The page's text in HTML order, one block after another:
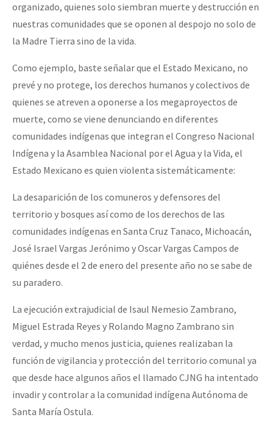
organizado, quienes solo siembran muerte y destrucción en
nuestras comunidades que se oponen al despojo no solo de
la Madre Tierra sino de la vida.
Como ejemplo, baste señalar que el Estado Mexicano, no
prevé y no protege, los derechos humanos y colectivos de
quienes se atreven a oponerse a los megaproyectos de
muerte, como se viene denunciando en diferentes
comunidades indígenas que integran el Congreso Nacional
Indígena y la Asamblea Nacional por el Agua y la Vida, el
Estado Mexicano es quien violenta sistemáticamente:
La desaparición de los comuneros y defensores del
territorio y bosques así como de los derechos de las
comunidades indígenas en Santa Cruz Tanaco, Michoacán,
José Israel Vargas Jerónimo y Oscar Vargas Campos de
quiénes desde el 2 de enero del presente año no se sabe de
su paradero.
La ejecución extrajudicial de Isaul Nemesio Zambrano,
Miguel Estrada Reyes y Rolando Magno Zambrano sin
verdad, y mucho menos justicia, quienes realizaban la
función de vigilancia y protección del territorio comunal ya
que desde hace algunos años el llamado CJNG ha intentado
invadir y controlar a la comunidad indígena Autónoma de
Santa María Ostula.